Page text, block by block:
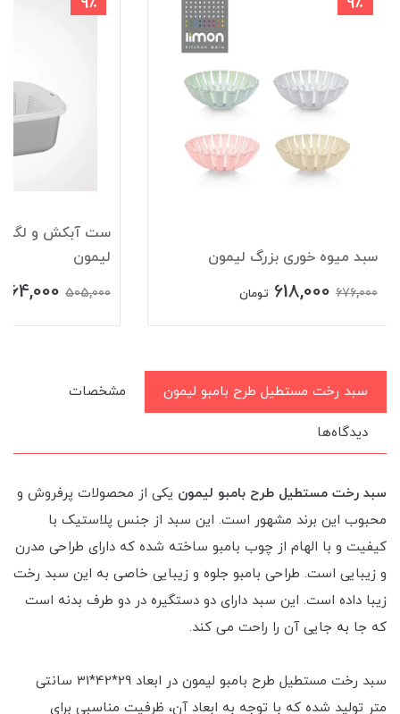
سبد میوه خوری بزرگ لیمون
676,000
618,000 تومان
لیمون
505,000
464,000
سبد رخت مستطیل طرح بامبو لیمون مشخصات
دیدگاه‌ها
سبد رخت مستطیل طرح بامبو لیمون یکی از محصولات پرفروش و
محبوب این برند مشهور است. این سبد از جنس پلاستیک با
کیفیت و با الهام از چوب بامبو ساخته شده که دارای طراحی مدرن
و زیبایی است. طراحی بامبو جلوه و زیبایی خاصی به این سبد رخت
زیبا داده است. این سبد دارای دو دستگیره در دو طرف بدنه است
که جا به جایی آن را راحت می کند.
سبد رخت مستطیل طرح بامبو لیمون در ابعاد 29*42*31 سانتی
متر تولید شده که با توجه به ابعاد آن، ظرفیت مناسبی برای